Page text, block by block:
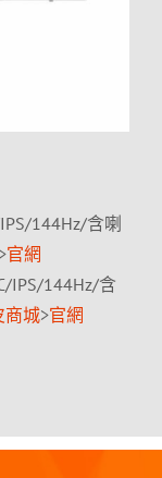
144Hz/含喇
>官網
IPS/144Hz/含
商城>官網